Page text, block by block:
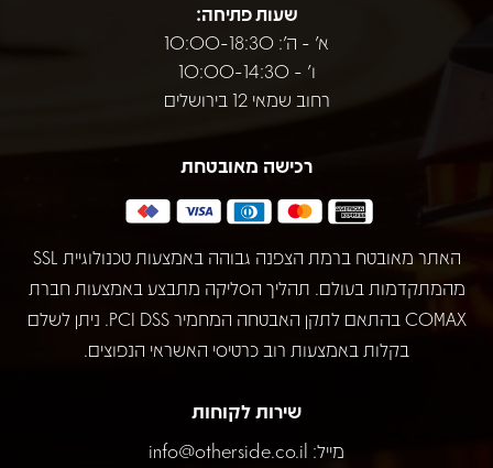
שעות פתיחה:
א' - ה': 10:00-18:30
ו' - 10:00-14:30
רחוב שמאי 12 בירושלים
רכישה מאובטחת
האתר מאובטח ברמת הצפנה גבוהה באמצעות טכנולוגיית SSL
מהמתקדמות בעולם. תהליך הסליקה מתבצע באמצעות חברת
COMAX בהתאם לתקן האבטחה המחמיר PCI DSS. ניתן לשלם
בקלות באמצעות רוב כרטיסי האשראי הנפוצים.
שירות לקוחות
מייל: info@otherside.co.il